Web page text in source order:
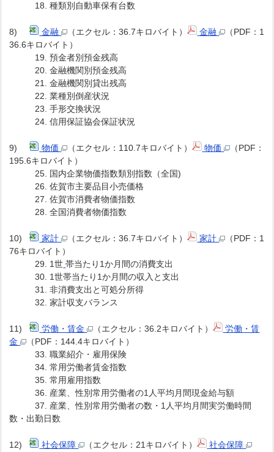
18. 種類別自動車保有台数
8) 金融 （エクセル：36.7キロバイト） 金融
（PDF：1
36.6キロバイト）
19. 預金者別預金残高
20. 金融機関別預金残高
21. 金融機関別貸出残高
22. 業種別倒産状況
23. 手形交換状況
24. 信用保証協会保証状況
9) 物価 （エクセル：110.7キロバイト） 物価
（PDF：
195.6キロバイト）
25. 国内企業物価指数類別指数（全国)
26. 佐賀市主要品目小売価格
27. 佐賀市消費者物価指数
28. 全国消費者物価指数
10) 家計 （エクセル：36.7キロバイト） 家計
（PDF：1
76キロバイト）
29. 1世 帯当たり1か月間の消費支出
30. 1世帯当たり1か月間の収入と支出
31. 非消費支出と可処分所得
32. 家計収支バランス
11) 労働・賃金 （エクセル：36.2キロバイト）
労働・賃
金
（PDF：144.4キロバイト）
33. 職業紹介・雇用保険
34. 常用労働者賃金指数
35. 常用雇用指数
36. 産業、性別常用労働者の1人平均月間現金給与額
37. 産業、性別常用労働者の数・1人平均月間実労働時間
数・出勤日数
12) 社会保障 （エクセル：21キロバイト）
社会保障